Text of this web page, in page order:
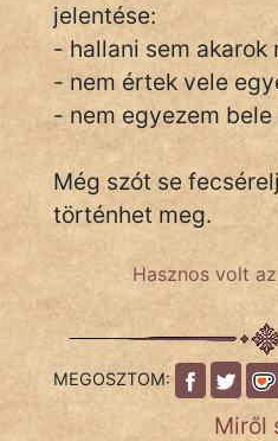
IRODALOM
SZÓLÁS
És
KÖZMONDÁS
PSZICHO
ZENE
jelentése:
- hallani sem akarok
- nem értek vele
- nem egyezem bele
Még szót se
történhet meg.
Hasznos volt
MEGOSZTOM:
Miről